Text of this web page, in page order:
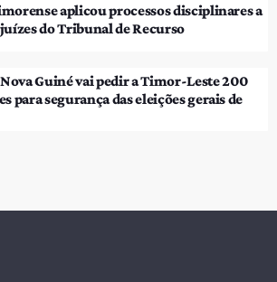
aplicou processos disciplinares a
do Tribunal de Recurso
Guiné vai pedir a Timor-Leste 200
para segurança das eleições gerais de